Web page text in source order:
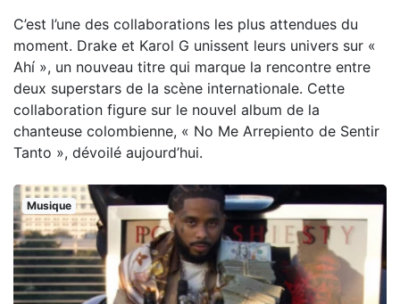
C’est l’une des collaborations les plus attendues du
moment. Drake et Karol G unissent leurs univers sur «
Ahí », un nouveau titre qui marque la rencontre entre
deux superstars de la scène internationale. Cette
collaboration figure sur le nouvel album de la
chanteuse colombienne, « No Me Arrepiento de Sentir
Tanto », dévoilé aujourd’hui.
Musique